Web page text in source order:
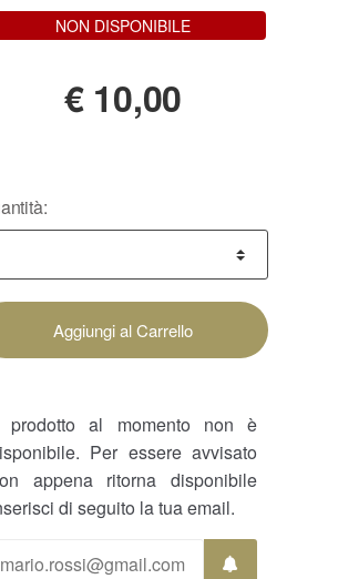
NON DISPONIBILE
€ 10,00
Aggiungi al Carrello
prodotto al momento non è
Per essere avvisato
appena ritorna disponibile
di seguito la tua email.